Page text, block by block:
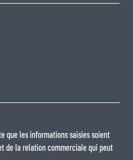
que les informations saisies soient
de la relation commerciale qui peut